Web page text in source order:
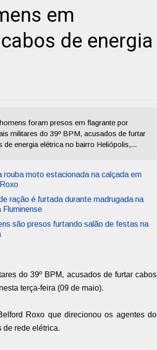
em
de energia
foram presos em flagrante por
militares do 39º BPM, acusados de furtar
de energia elétrica no bairro Heliópolis,...
rouba moto estacionada na calçada em
de ração é furtada durante madrugada na
Fluminense
são presos furtando salão de festas na
do 39º BPM, acusados de furtar cabos
terça-feira (09 de maio).
Roxo que direcionou os agentes do
de rede elétrica.